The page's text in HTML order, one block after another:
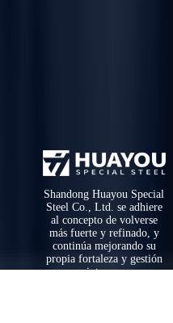
Shandong Huayou Special
Steel Co., Ltd. se adhiere
al concepto de volverse
más fuerte y refinado, y
continúa mejorando su
propia fortaleza y gestión
interna.